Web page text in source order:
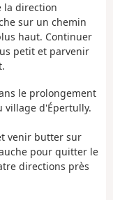
la direction
sur un chemin
haut. Continuer
petit et parvenir
le prolongement
village d'Épertully.
venir butter sur
pour quitter le
directions près